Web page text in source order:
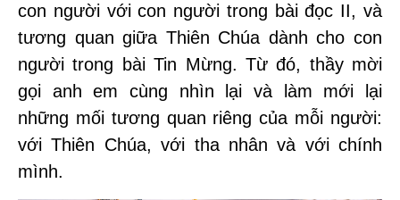
con người với con người trong bài đọc II, và
tương quan giữa Thiên Chúa dành cho con
người trong bài Tin Mừng. Từ đó, thầy mời
gọi anh em cùng nhìn lại và làm mới lại
những mối tương quan riêng của mỗi người:
với Thiên Chúa, với tha nhân và với chính
mình.